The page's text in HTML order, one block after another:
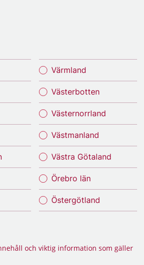
Värmland
Västerbotten
Västernorrland
Västmanland
Västra Götaland
Örebro län
Östergötland
och viktig information som gäller